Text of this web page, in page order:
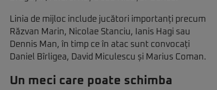
Linia de mijloc include jucători importanți precum
Răzvan Marin, Nicolae Stanciu, Ianis Hagi sau
Dennis Man, în timp ce în atac sunt convocați
Daniel Bîrligea, David Miculescu și Marius Coman.
Un meci care poate schimba